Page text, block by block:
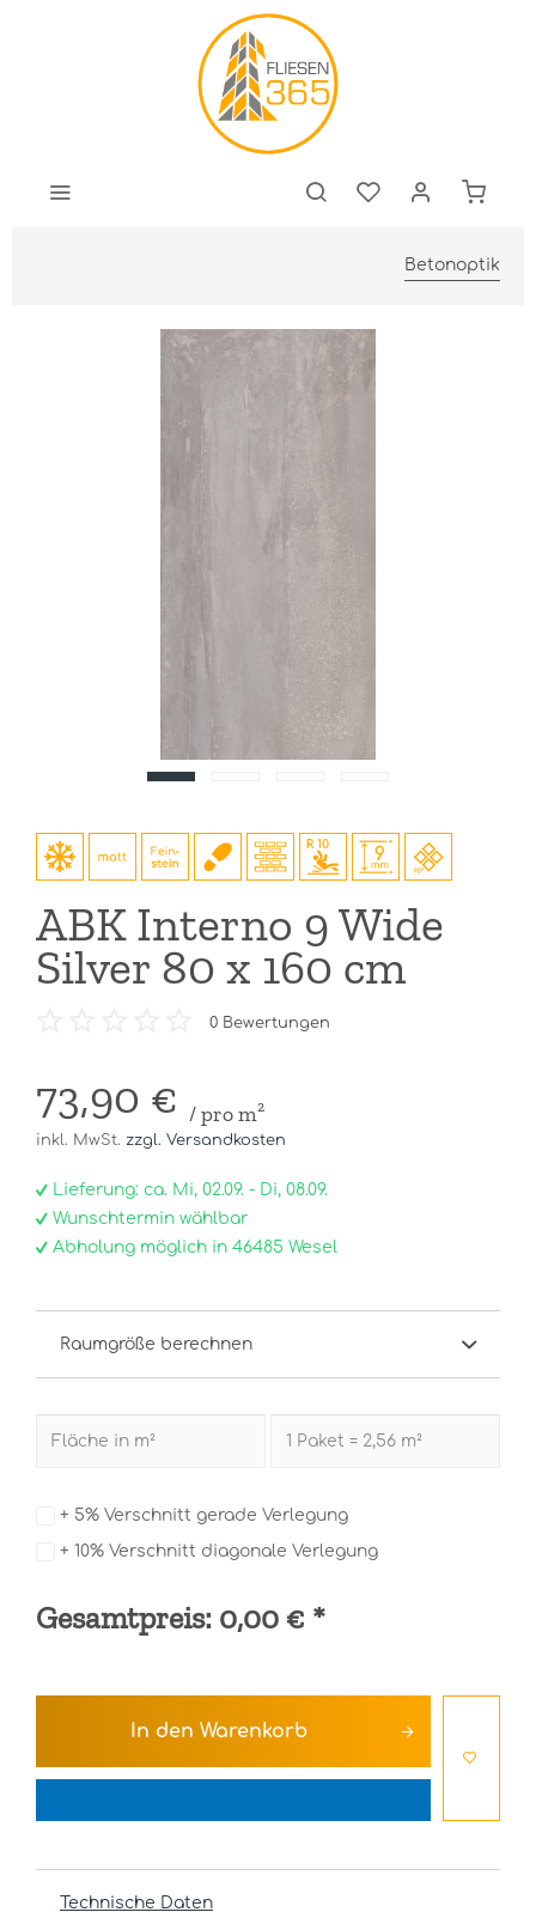
Betonoptik
ABK Interno 9 Wide
Silver 80 x 160 cm
0 Bewertungen
73,90 € / pro m²
inkl. MwSt. zzgl. Versandkosten
Lieferung: ca. Mi, 02.09. - Di, 08.09.
Wunschtermin wählbar
Abholung möglich in 46485 Wesel
Raumgröße berechnen
+ 5% Verschnitt gerade Verlegung
+ 10% Verschnitt diagonale Verlegung
Gesamtpreis: 0,00 € *
In den Warenkorb
Technische Daten